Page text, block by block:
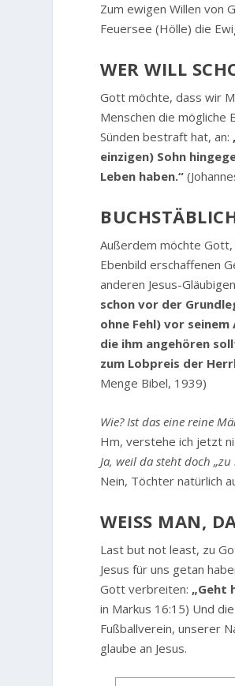
Zum ewigen Willen von
Feuersee (Hölle) die
WER WILL
Gott möchte, dass wir
Menschen die mögliche
Sünden bestraft hat, an:
einzigen) Sohn
Leben haben.“
Außerdem möchte
Ebenbild erschaffenen
anderen Jesus-
schon vor der
ohne Fehl) vor
die ihm angehören
zum Lobpreis der
Menge Bibel, 1939)
Wie? Ist das eine reine
Hm, verstehe ich jetzt
Ja, weil da steht doch
Nein, Töchter natürlich
WEISS MAN,
Last but not least, zu
Jesus für uns getan
Gott verbreiten: „Geht
in Markus 16:15) Und
Fußballverein, unserer
glaube an Jesus.